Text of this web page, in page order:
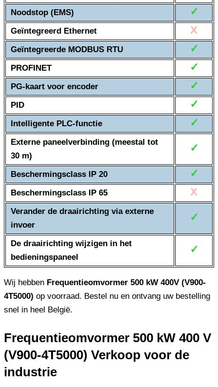
Noodstop (EMS) ✓
Geïntegreerd Ethernet X
Geïntegreerde MODBUS RTU ✓
PROFINET ✓
PG-kaart voor encoder ✓
PID ✓
Intelligente PLC-functie ✓
Externe paneelverbinding (meestal tot
30 m)
✓
Beschermingsclass IP 20 ✓
Beschermingsclass IP 65 X
Verander de draairichting via externe
invoer
✓
De draairichting wijzigen in het
bedieningspaneel
✓
Wij hebben Frequentieomvormer 500 kW 400V (V900-
4T5000) op voorraad. Bestel nu en ontvang uw bestelling
snel in heel België.
Frequentieomvormer 500 kW 400 V
(V900-4T5000) Verkoop voor de
industrie